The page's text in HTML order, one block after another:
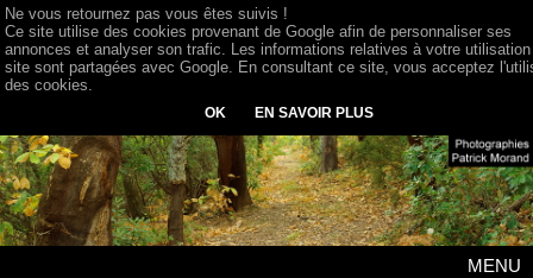
MENU
Ne vous retournez pas vous êtes suivis !
Ce site utilise des cookies provenant de Google afin de personnaliser ses
annonces et analyser son trafic. Les informations relatives à votre
site sont partagées avec Google. En consultant ce site, vous acceptez
des cookies.
OK EN SAVOIR PLUS